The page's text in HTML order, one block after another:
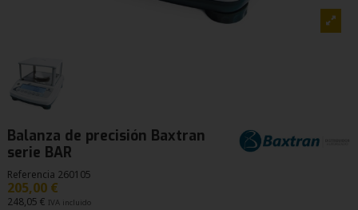
Balanza de precisión Baxtran
serie BAR
Referencia 260105
205,00 €
248,05 € IVA incluido